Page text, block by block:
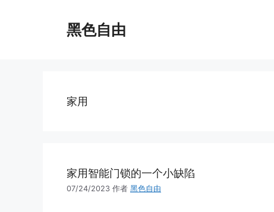
黑色自由
家用
家用智能门锁的一个小缺陷
07/24/2023 作者 黑色自由